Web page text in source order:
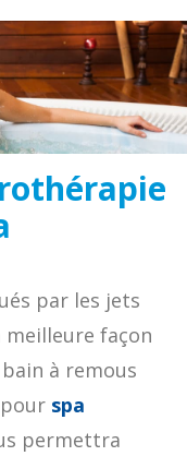
par les jets
meilleure façon
à remous
spa
permettra